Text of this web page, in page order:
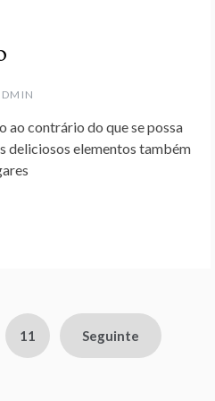
ao contrário do que se possa
deliciosos elementos também
11 Seguinte